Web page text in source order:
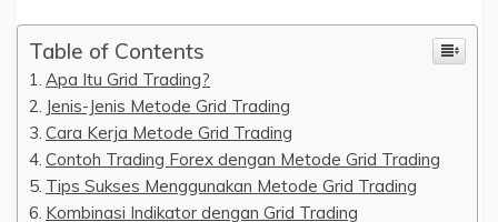
Table of Contents
Apa Itu Grid Trading?
Jenis-Jenis Metode Grid Trading
Cara Kerja Metode Grid Trading
Contoh Trading Forex dengan Metode Grid Trading
Tips Sukses Menggunakan Metode Grid Trading
Kombinasi Indikator dengan Grid Trading